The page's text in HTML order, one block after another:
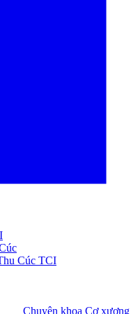
Cúc TCI
Chuyên khoa Cơ